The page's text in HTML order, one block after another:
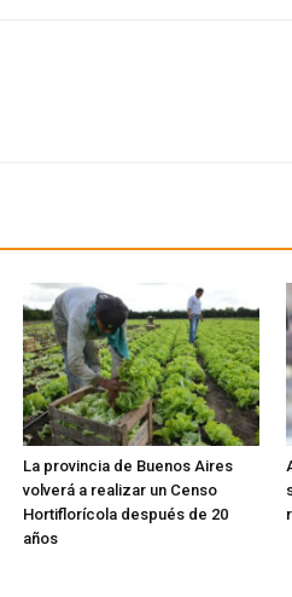
La provincia de Buenos Aires
volverá a realizar un Censo
Hortiflorícola después de 20
años